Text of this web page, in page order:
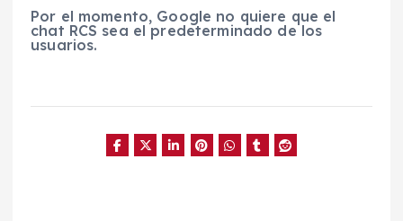
Por el momento, Google no quiere que el
chat RCS sea el predeterminado de los
usuarios.